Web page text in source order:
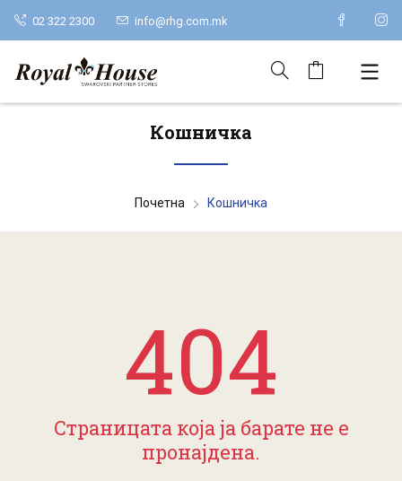
02 322 2300 info@rhg.com.mk
Кошничка
Почетна Кошничка
404
Страницата која ја барате не е
пронајдена.